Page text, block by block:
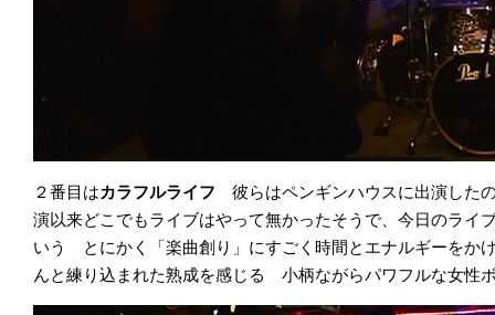
２番目はカラフルライフ 彼らはペンギンハウスに出演した
演以来どこでもライブはやって無かったそうで、今日のライ
いう とにかく「楽曲創り」にすごく時間とエナルギーをか
んと練り込まれた熟成を感じる 小柄ながらパワフルな女性